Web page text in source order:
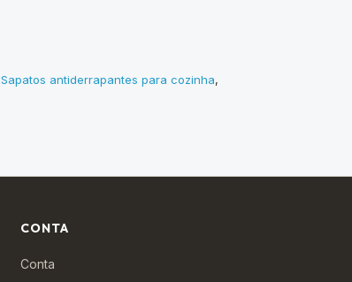
Sapatos antiderrapantes para cozinha,
CONTA
Conta